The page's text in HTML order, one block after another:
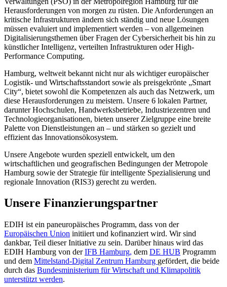
Herausforderungen von morgen zu rüsten. Die Anforderungen an
kritische Infrastrukturen ändern sich ständig und neue Lösungen
müssen evaluiert und implementiert werden – von allgemeinen
Digitalisierungsthemen über Fragen der Cybersicherheit bis hin zu
künstlicher Intelligenz, verteilten Infrastrukturen oder High-
Performance Computing.
Hamburg, weltweit bekannt nicht nur als wichtiger europäischer
Logistik- und Wirtschaftsstandort sowie als preisgekrönte „Smart
City“, bietet sowohl die Kompetenzen als auch das Netzwerk, um
diese Herausforderungen zu meistern. Unsere 6 lokalen Partner,
darunter Hochschulen, Handwerksbetriebe, Industriezentren und
Technologieorganisationen, bieten unserer Zielgruppe eine breite
Palette von Dienstleistungen an – und stärken so gezielt und
effizient das Innovationsökosystem.
Unsere Angebote wurden speziell entwickelt, um den
wirtschaftlichen und geografischen Bedingungen der Metropole
Hamburg sowie der Strategie für intelligente Spezialisierung und
regionale Innovation (RIS3) gerecht zu werden.
Unsere Finanzierungspartner
EDIH ist ein paneuropäisches Programm, dass von der
Europäischen Union initiiert und kofinanziert wird. Wir sind
dankbar, Teil dieser Initiative zu sein. Darüber hinaus wird das
EDIH Hamburg von derIFB Hamburg, dem DE HUB Programm
und dem Mittelstand-Digital Zentrum Hamburg gefördert, die beide
durch das Bundesministerium für Wirtschaft und Klimapolitik
unterstützt werden.